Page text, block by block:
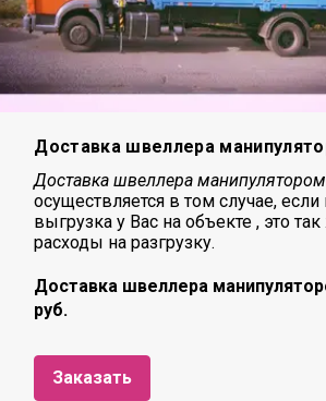
Доставка швеллера
Доставка швеллера манипулятором
осуществляется в том случае,
выгрузка у Вас на объекте , это
расходы на разгрузку.
Доставка швеллера
руб.
Заказать